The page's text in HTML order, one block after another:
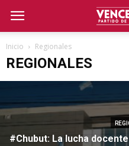
Inicio Regionales
REGIONALES
#Chubut: La lucha